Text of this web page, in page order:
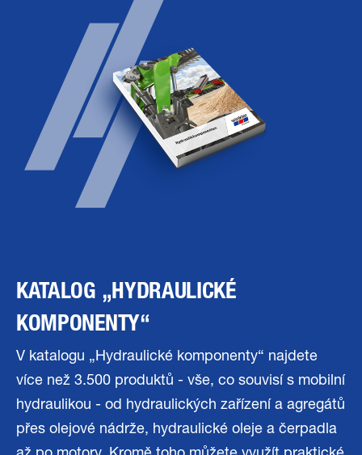
KATALOG „HYDRAULICKÉ
KOMPONENTY“
V katalogu „Hydraulické komponenty“ najdete
více než 3.500 produktů - vše, co souvisí s mobilní
hydraulikou - od hydraulických zařízení a agregátů
přes olejové nádrže, hydraulické oleje a čerpadla